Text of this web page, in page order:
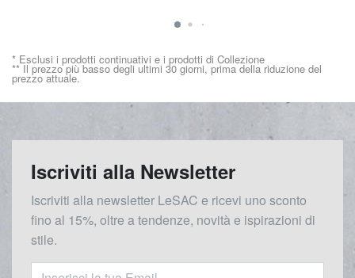
* Esclusi i prodotti continuativi e i prodotti di Collezione
** Il prezzo più basso degli ultimi 30 giorni, prima della riduzione del
prezzo attuale.
Iscriviti alla Newsletter
Iscriviti alla newsletter LeSAC e ricevi uno sconto
fino al 15%, oltre a tendenze, novità e ispirazioni di
stile.